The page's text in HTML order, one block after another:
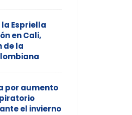
Espriella
en Cali,
de la
por aumento
el invierno